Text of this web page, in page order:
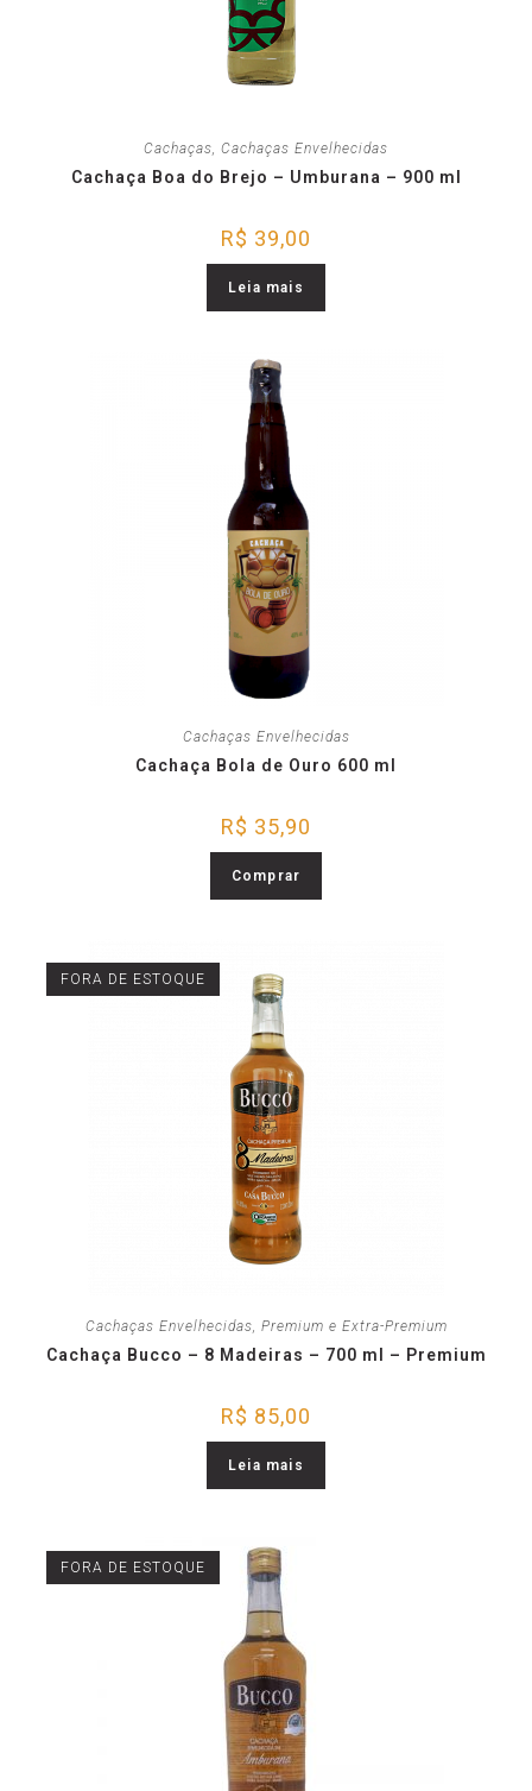
Cachaças Cachaças Envelhecidas
Cachaça Boa do Brejo – Umburana – 900 ml
R$ 39,00
Leia mais
Cachaças Envelhecidas
Cachaça Bola de Ouro 600 ml
R$ 35,90
Comprar
FORA DE ESTOQUE
Cachaças Envelhecidas Premium e Extra-Premium
Cachaça Bucco – 8 Madeiras – 700 ml – Premium
R$ 85,00
Leia mais
FORA DE ESTOQUE